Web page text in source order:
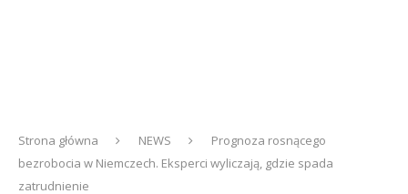
Strona główna NEWS
Prognoza rosnącego
bezrobocia w Niemczech. Eksperci wyliczają, gdzie spada
zatrudnienie